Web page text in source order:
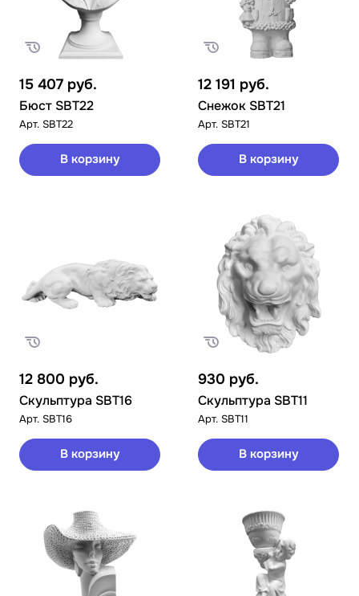
15 407 руб.
Бюст SBT22
Арт. SBT22
В корзину
12 191 руб.
Снежок SBT21
Арт. SBT21
В корзину
12 800 руб.
Скульптура SBT16
Арт. SBT16
В корзину
930 руб.
Скульптура SBT11
Арт. SBT11
В корзину